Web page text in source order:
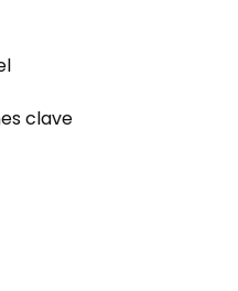
clave